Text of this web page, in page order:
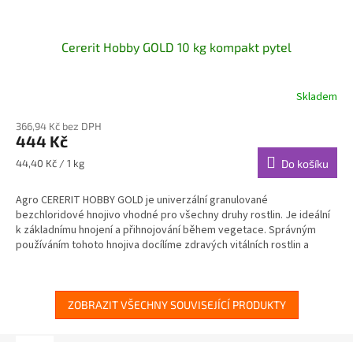
Cererit Hobby GOLD 10 kg kompakt pytel
Skladem
366,94 Kč bez DPH
444 Kč
Měrná
44,40 Kč / 1 kg Do košíku
Agro CERERIT HOBBY GOLD je univerzální granulované
bezchloridové hnojivo vhodné pro všechny druhy rostlin. Je ideální
k základnímu hnojení a přihnojování během vegetace. Správným
používáním tohoto hnojiva docílíme zdravých vitálních rostlin a
ZOBRAZIT VŠECHNY SOUVISEJÍCÍ PRODUKTY